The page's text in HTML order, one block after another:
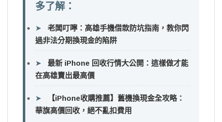
多了解：
➤
老闆叮嚀：高雄手機借款防坑指南，教你閃
過非法分期換現金的陷阱
➤
最新 iPhone 回收行情大公開：這樣做才能
在高雄賣出最高價
➤
【iPhone收購推薦】舊機換現金全攻略：
華旗高價回收，絕不亂扣費用